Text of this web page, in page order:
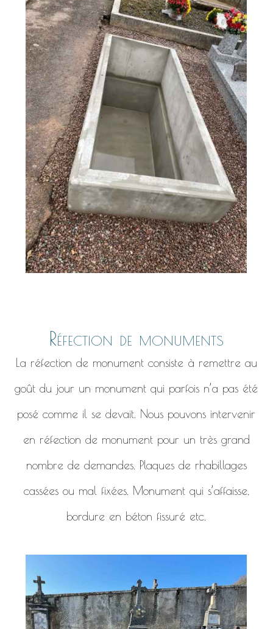
Réfection de monuments
La réfection de monument consiste à remettre au
goût du jour un monument qui parfois n’a pas été
posé comme il se devait. Nous pouvons intervenir
en réfection de monument pour un très grand
nombre de demandes. Plaques de rhabillages
cassées ou mal fixées. Monument qui s’affaisse,
bordure en béton fissuré etc.